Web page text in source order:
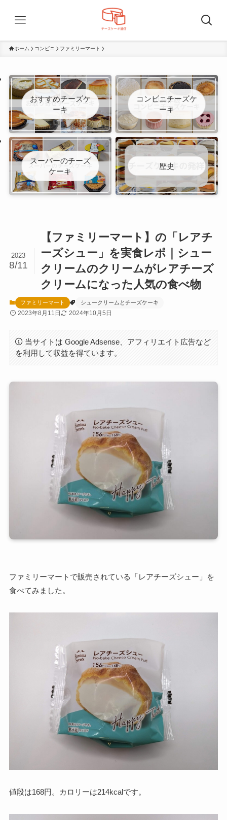
ホーム コンビニ ファミリーマート
おすすめチーズケ
ーキ
コンビニチーズケ
ーキ
スーパーのチーズ
ケーキ
歴史
【ファミリーマート】の「レアチ
ーズシュー」を実食レポ｜シュー
クリームのクリームがレアチーズ
クリームになった人気の食べ物
2023
8/11
ファミリーマート シュークリームとチーズケーキ
2023年8月11日 2024年10月5日
当サイトは Google Adsense、アフィリエイト広告など
を利用して収益を得ています。
ファミリーマートで販売されている「レアチーズシュー」を
食べてみました。
値段は168円。カロリーは214kcalです。